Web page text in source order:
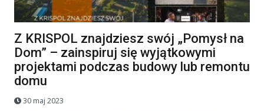
Z KRISPOL znajdziesz swój „Pomysł na
Dom” – zainspiruj się wyjątkowymi
projektami podczas budowy lub remontu
domu
30 maj 2023